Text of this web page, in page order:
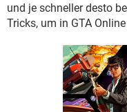
und je schneller desto
Tricks, um in GTA